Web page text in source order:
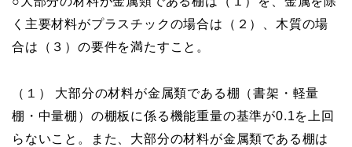
く主要材料がプラスチックの場合は（２）、木質の場
合は（３）の要件を満たすこと。
（１） 大部分の材料が金属類である棚（書架・軽量
棚・中量棚）の棚板に係る機能重量の基準が0.1を上回
らないこと。また、大部分の材料が金属類である棚は